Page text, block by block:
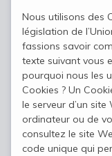
Nous utilisons des
législation de
fassions savoir
texte suivant vous
pourquoi nous les
Cookies ? Un
le serveur d’un
ordinateur ou de
consultez le site
code unique qui